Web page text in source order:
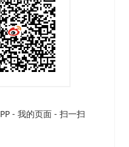
- 我的页面 - 扫一扫